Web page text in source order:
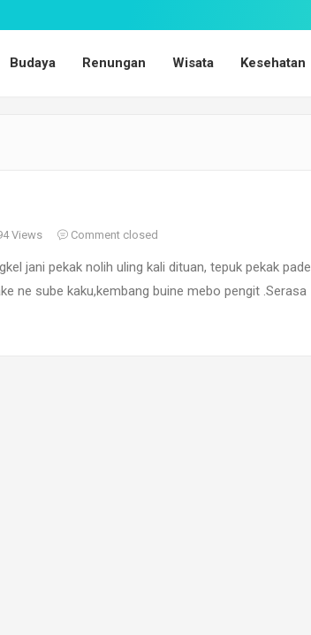
Budaya Renungan Wisata Kesehatan
Views Comment closed
jani pekak nolih uling kali dituan, tepuk pekak pade
ne sube kaku,kembang buine mebo pengit .Serasa